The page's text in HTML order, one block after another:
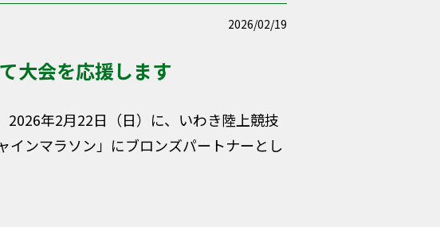
2026/02/19
大会を応援します
年2月22日（日）に、いわき陸上競技
ンマラソン」にブロンズパートナーとし